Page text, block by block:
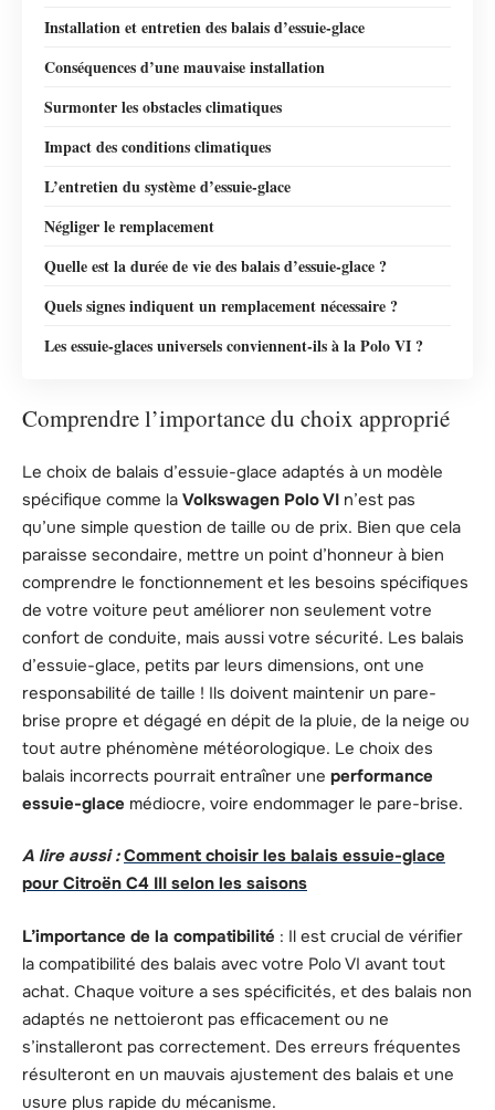
Installation et entretien des balais d’essuie-glace
Conséquences d’une mauvaise installation
Surmonter les obstacles climatiques
Impact des conditions climatiques
L’entretien du système d’essuie-glace
Négliger le remplacement
Quelle est la durée de vie des balais d’essuie-glace ?
Quels signes indiquent un remplacement nécessaire ?
Les essuie-glaces universels conviennent-ils à la Polo VI ?
Comprendre l’importance du choix approprié
Le choix de balais d’essuie-glace adaptés à un modèle
spécifique comme la Volkswagen Polo VI n’est pas
qu’une simple question de taille ou de prix. Bien que cela
paraisse secondaire, mettre un point d’honneur à bien
comprendre le fonctionnement et les besoins spécifiques
de votre voiture peut améliorer non seulement votre
confort de conduite, mais aussi votre sécurité. Les balais
d’essuie-glace, petits par leurs dimensions, ont une
responsabilité de taille ! Ils doivent maintenir un pare-
brise propre et dégagé en dépit de la pluie, de la neige ou
tout autre phénomène météorologique. Le choix des
balais incorrects pourrait entraîner une performance
essuie-glace médiocre, voire endommager le pare-brise.
A lire aussi : Comment choisir les balais essuie-glace
pour Citroën C4 III selon les saisons
L’importance de la compatibilité : Il est crucial de vérifier
la compatibilité des balais avec votre Polo VI avant tout
achat. Chaque voiture a ses spécificités, et des balais non
adaptés ne nettoieront pas efficacement ou ne
s’installeront pas correctement. Des erreurs fréquentes
résulteront en un mauvais ajustement des balais et une
usure plus rapide du mécanisme.